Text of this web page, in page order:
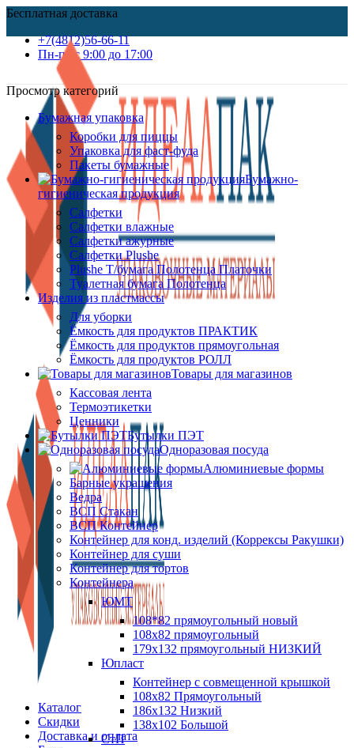
Бесплатная доставка
+7(4812)56-66-11
Пн-пт c 9:00 до 17:00
Каталог
Скидки
Доставка и оплата
Просмотр категорий
Бумажная упаковка
Коробки для пиццы
Упаковка для фаст-фуда
Пакеты бумажные
Бумажно-
гигиеническая продукция
Салфетки
Салфетки влажные
Салфетки ажурные
Салфетки Plushe
Plushe Т/бумага Полотенца Платочки
Туалетная бумага Полотенца
Изделия из пластмассы
Для уборки
Ёмкость для продуктов ПРАКТИК
Ёмкость для продуктов прямоугольная
Ёмкость для продуктов РОЛЛ
Товары для магазинов
Кассовая лента
Термоэтикетки
Ценники
Бутылки ПЭТ
Одноразовая посуда
Алюминиевые формы
Барные украшения
Ведра
ВСП Стакан
ВСП Контейнер
Контейнер для конд. изделий (Коррексы Ракушки)
Контейнер для суши
Контейнер для тортов
Контейнера
ЮМТ
108*82 прямоугольный новый
108х82 прямоугольный
179х132 прямоугольный НИЗКИЙ
Юпласт
Контейнер с совмещенной крышкой
108х82 Прямоугольный
186х132 Низкий
138х102 Большой
СтП